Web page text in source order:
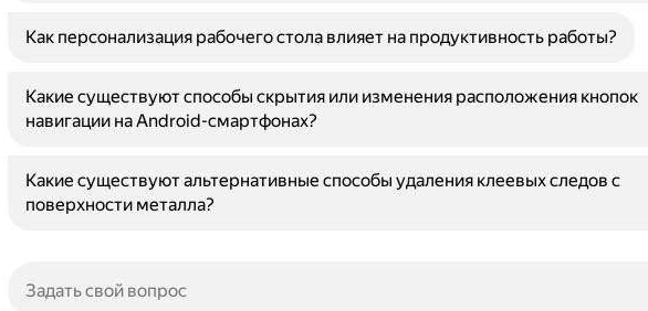
Как персонализация рабочего стола влияет на продуктивность работы?
Какие существуют способы скрытия или изменения расположения кнопок
навигации на Android-смартфонах?
Какие существуют альтернативные способы удаления клеевых следов с
поверхности металла?